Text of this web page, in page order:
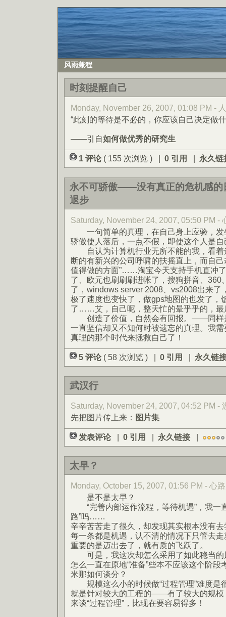
风雨兼程
时刻提醒自己
Monday, November 26, 2007, 01:08 PM -
“此刻的等待是不必的，你应该自己决定做
——引自如何做优秀的研究生
1 评论 ( 155 次浏览 ) | 0 引用 | 永久链
永不可骄傲——没有真正的危机感的
退步
Saturday, November 24, 2007, 05:50 PM -
一句简单的真理，在自己身上应验，发
骄傲使人落后，一点不假，即使这个人是自
自认为计算机行业无所不能的我，看着
断的有新兴的公司呼啸的扶摇直上，而自
值得做的方面”……淘宝今天支持手机直冲
了、欧元也刷刷刷进帐了，搜狗拼音、360
了，windows server 2008、vs2008出来了
极了速度也变快了，做gps地图的也发了，
了……艾，自己呢，整天忙的晕乎乎的，最
创造了价值，自然会有回报。——同样
一直坚信却又不知何时被遗忘的真理。我
真理的那个时代来拯救自己了！
5 评论 ( 58 次浏览 ) | 0 引用 | 永久链
武汉行
Saturday, November 24, 2007, 04:52 PM -
先把图片传上来： 图片集
发表评论 | 0 引用 | 永久链接 |
太早？
Monday, October 15, 2007, 01:56 PM - 心
是不是太早？
“完善内部运作流程，等待机遇”，我一
路”吗……
辛辛苦苦走了很久，却发现其实根本没有
每一条都是机遇，认不清的情况下只管去
重要的是迈出去了，就有质的飞跃了。
可是，我这次却怎么采用了如此稳当的
怎么一直在原地“准备”些本不应该这个阶
米那如何谈分？
规模这么小的时候做“过程管理”难度是
就是针对较大的工程的——有了较大的规模
来谈“过程管理”，比现在要容易得多！